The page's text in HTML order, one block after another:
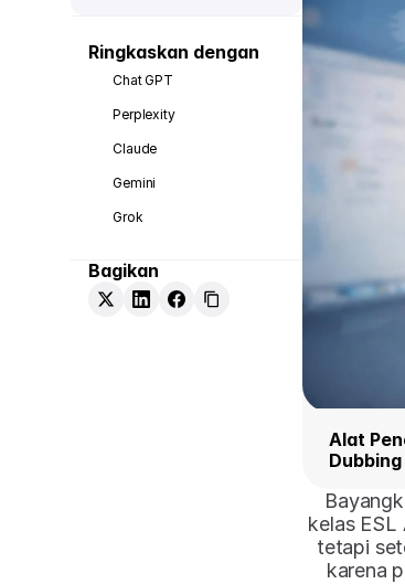
Ringkaskan dengan
Chat GPT
Perplexity
Claude
Gemini
Grok
Bagikan
Alat
Dubbing
kelas
tetapi
karena